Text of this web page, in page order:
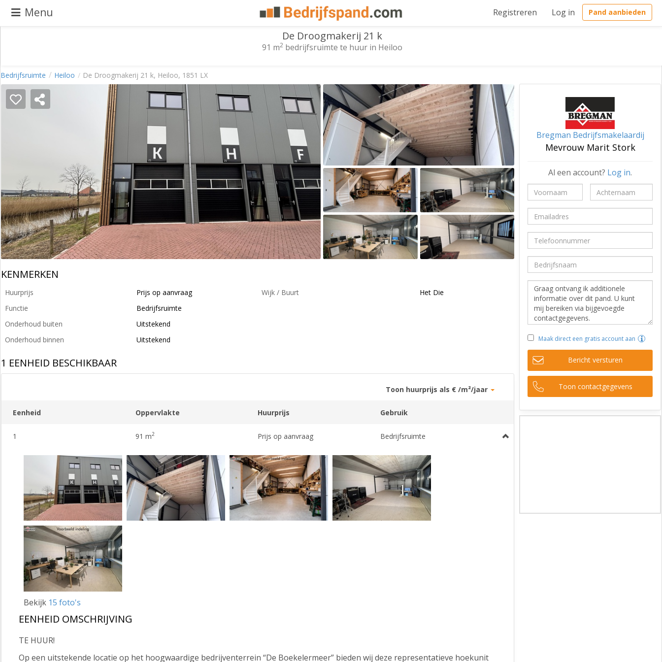
Menu Registreren Log in Pand aanbieden
aanbieden
Pand
zoeken
Waarom
Registreren
Login
Bedrijfsruimte Heiloo De Droogmakerij 21 k, Heiloo, 1851 LX
De Droogmakerij 21 k
91 m2bedrijfsruimte te huur in Heiloo
KENMERKEN
Huurprijs
Prijs op aanvraag
Functie
Bedrijfsruimte
Onderhoud buiten
Uitstekend
Onderhoud binnen
Uitstekend
Wijk / Buurt Het Die
1 EENHEID BESCHIKBAAR
Toon huurprijs als € /m²/jaar
Eenheid Oppervlakte Huurprijs Gebruik
1 91 m2 Prijs op aanvraag Bedrijfsruimte
Bekijk 15 foto's
EENHEID OMSCHRIJVING
TE HUUR!
Op een uitstekende locatie op het hoogwaardige bedrijventerrein “De Boekelermeer” bieden wij deze representatieve hoekunit
Bregman Bedrijfsmakelaardij
Mevrouw Marit Stork
Al een account? Log in.
Maak direct een gratis account aan
Bericht versturen
Toon contactgegevens